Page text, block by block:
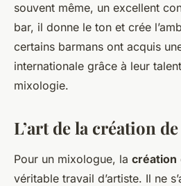
souvent même, un excellent
bar, il donne le ton et crée
certains barmans ont acquis
internationale grâce à leur
mixologie.
L’art de la création
Pour un mixologue, la création
véritable travail d’artiste. Il ne